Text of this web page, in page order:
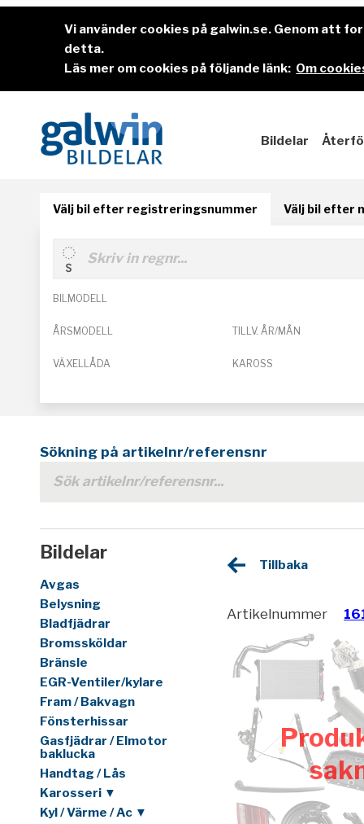
Vi använder cookies på galwin.se. Genom att
detta.
Läs mer om cookies på följande länk: Om
Bildelar
Välj bil efter registreringsnummer Välj bil efter
BILMODELL
ÅRSMODELL TILLV. ÅR/MÅN
VÄXELLÅDA KAROSS
Sökning på artikelnr/referensnr
Bildelar
Avgas
Belysning
Bladfjädrar
Bromssköldar
Bränsle
EGR-Ventiler/kylare
Fram / Bakvagn
Fönsterhissar
Gasfjädrar / Elmotor
baklucka
Handtag / Lås
Karosseri ▼
Kyl / Värme / Ac ▼
Tillbaka
Artikelnummer